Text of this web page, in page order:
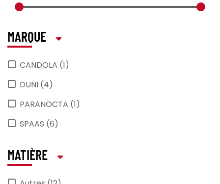
MARQUE
CANDOLA (1)
DUNI (4)
PARANOCTA (1)
SPAAS (6)
MATIÈRE